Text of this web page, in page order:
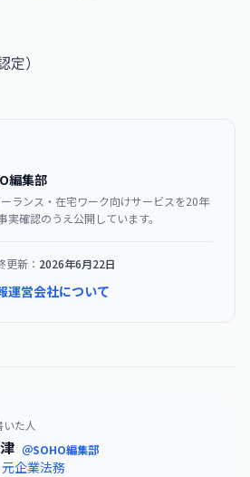
）
編集部
ランス・在宅ワーク向けサービスを20年
実確認のうえ公開しています。
更新： 2026年6月22日
運営会社について
た人
＠SOHO編集部
企業法務